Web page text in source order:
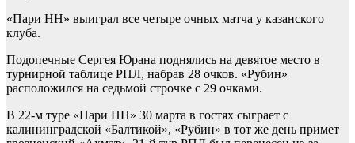
«Пари НН» выиграл все четыре очных матча у казанского
клуба.
Подопечные Сергея Юрана поднялись на девятое место в
турнирной таблице РПЛ, набрав 28 очков. «Рубин»
расположился на седьмой строчке с 29 очками.
В 22-м туре «Пари НН» 30 марта в гостях сыграет с
калининградской «Балтикой», «Рубин» в тот же день примет